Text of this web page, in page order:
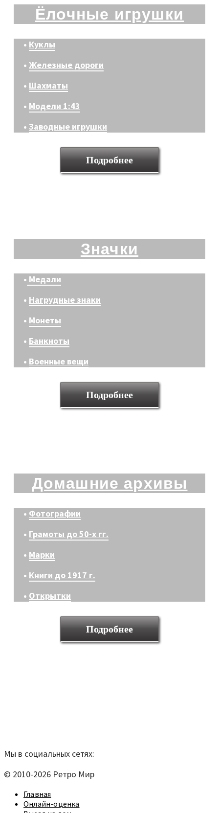
Ёлочные игрушки
• Куклы
• Железные дороги
• Шахматы
• Модели 1:43
• Заводные игрушки
Подробнее
Значки
• Медали
• Нагрудные знаки
• Монеты
• Банкноты
• Военные вещи
Подробнее
Домашние архивы
• Фотографии
• Грамоты до 50-х гг.
• Марки
• Книги до 1917 г.
• Открытки
Подробнее
Мы в социальных сетях:
© 2010-2026 Ретро Мир
Главная
Онлайн-оценка